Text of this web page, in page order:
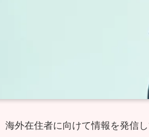
外在住者に向けて情報を発信し